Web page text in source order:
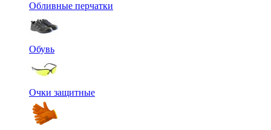
Обливные перчатки
Обувь
Очки защитные